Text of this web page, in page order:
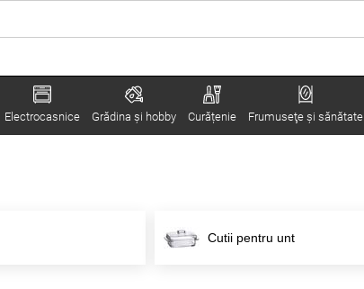
Electrocasnice Grădina şi hobby Curățenie Frumuseţe şi sănătate
Cutii pentru unt